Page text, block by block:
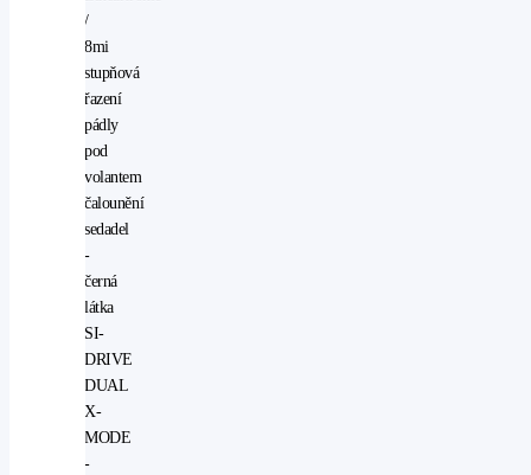
/
8mi
stupňová
řazení
pádly
pod
volantem
čalounění
sedadel
-
černá
látka
SI-
DRIVE
DUAL
X-
MODE
-